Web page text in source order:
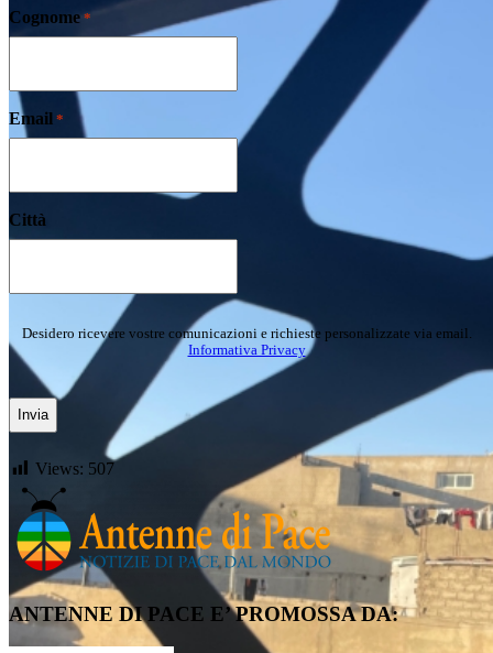
Cognome *
Email *
Città
Desidero ricevere vostre comunicazioni e richieste personalizzate via email.
Informativa Privacy
Views: 507
ANTENNE DI PACE E’ PROMOSSA DA: